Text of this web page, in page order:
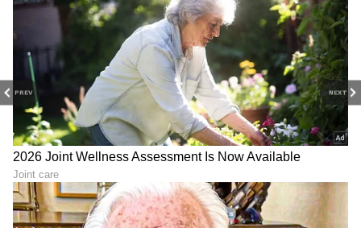
PREV NEXT
Image Credit : Social Media
ಮಿಸಸ್ ಸೀರಿಯಲ್ ಕಿಲ್ಲರ್
ಇದೊಂದು ಮರ್ಡರ್ ಮಿಸ್ಟ್ರಿ ಕಥೆ. ಆಘಾತಕಾರಿ ಸೀರಿಯಲ್
ಮರ್ಡರ್ ಗಾಗಿ ವೈದ್ಯನೊಬ್ಬ ಜೈಲಿಗೆ ಹೋದಾಗ, ಅವನ
ನಿಷ್ಠಾವಂತ ಹೆಂಡತಿ ಅವನು ಮಾಡಿದ ರೀತಿ ಕೊಲೆಗಳನ್ನು
ಮಾಡಿ, ಗಂಡ ಕೊಲೆಗಾರ ಅಲ್ಲ ಅನ್ನೋದನ್ನು
ಸಾಬೀತುಪಡಿಸುವ ಕಥೆಯನ್ನು ಹೊಂದಿರುವ ಸಿನಿಮಾ ಇದು.